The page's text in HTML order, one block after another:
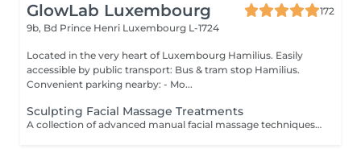
GlowLab Luxembourg
172
9b, Bd Prince Henri Luxembourg L-1724
Located in the very heart of Luxembourg Hamilius. Easily
accessible by public transport: Bus & tram stop Hamilius.
Convenient parking nearby: - Mo...
Sculpting Facial Massage Treatments
A collection of advanced manual facial massage techniques designed to sculpt facial contours, stimulate circulation, and enhance natural lifting effects. These treatments work deeply on facial muscles to release tension, improve lymphatic drainage, and restore a more defined, refreshed appearance while promoting overall skin health and relaxation. Ideal for those seeking natural lifting, facial contouring, and visible skin revitalization without invasive procedures. For optimal results, a course of 5-10 treatments is recommended, performed 12 times per week, followed by regular maintenance. TREATMENT OPTIONS: - Sculpting Face Massage - a 60-minute manual lifting massage focused on facial contouring, muscle relaxation and circulation improvement. - Sculpting Face Massage + Alginate Mask- includes 40 min of sculpting massage followed by a 20-minute alginate mask to hydrate, calm and enhance lifting results. - Extended Sculpting Face Massage + Alginate Mask- includes 60 min of intensive sculpting facial massage combined with a soothing alginate mask for enhanced lifting, contouring and deep relaxation. AVAILABLE ENHANCEMENTS: - Sculpting Facial Massage + Carboxytherapy- a synergistic treatment combining sculpting massage techniques with oxygenating carboxytherapy to enhance circulation, lymphatic drainage, and skin vitality. This combination delivers a natural lifting effect, improves skin tone, and leaves the skin refreshed, plump, and visibly revitalised. BENEFITS: - Improved facial contour and definition - Reduced puffiness and fluid retention - Enhanced circulation and oxygenation - Natural lifting effect - Relaxation of facial muscle tension - Improved skin tone and radiance INDICATIONS: - Loss of facial contour - Puffiness and fluid retention - Muscle tension in the face - Dull or tired-looking skin - Early signs of aging - Desire for natural lifting effect CONTRAINDICATIONS: - Active skin infections or inflammation - Open wounds or damaged skin - Severe skin conditions - Recent invasive procedures (relative) - Acute dental or jaw conditions (for buccal massage) AFTERCARE & RECOMMENDATIONS: - Maintain hydration - Avoid intense facial treatments on the same day - Follow a regular treatment course for best results - Combine with professional skincare for enhanced effect Natural lifting, sculpted contours, and a refreshed, radiant appearance achieved through expert manual techniques.